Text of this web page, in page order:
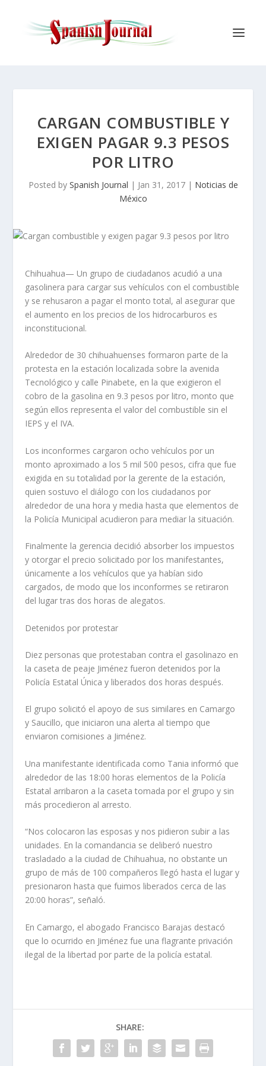
CARGAN COMBUSTIBLE Y
EXIGEN PAGAR 9.3 PESOS
POR LITRO
Posted by Spanish Journal | Jan 31, 2017| Noticias de
México
Chihuahua— Un grupo de ciudadanos acudió a una
gasolinera para cargar sus vehículos con el combustible
y se rehusaron a pagar el monto total, al asegurar que
el aumento en los precios de los hidrocarburos es
inconstitucional.
Alrededor de 30 chihuahuenses formaron parte de la
protesta en la estación localizada sobre la avenida
Tecnológico y calle Pinabete, en la que exigieron el
cobro de la gasolina en 9.3 pesos por litro, monto que
según ellos representa el valor del combustible sin el
IEPS y el IVA.
Los inconformes cargaron ocho vehículos por un
monto aproximado a los 5 mil 500 pesos, cifra que fue
exigida en su totalidad por la gerente de la estación,
quien sostuvo el diálogo con los ciudadanos por
alrededor de una hora y media hasta que elementos de
la Policía Municipal acudieron para mediar la situación.
Finalmente la gerencia decidió absorber los impuestos
y otorgar el precio solicitado por los manifestantes,
únicamente a los vehículos que ya habían sido
cargados, de modo que los inconformes se retiraron
del lugar tras dos horas de alegatos.
Detenidos por protestar
Diez personas que protestaban contra el gasolinazo en
la caseta de peaje Jiménez fueron detenidos por la
Policía Estatal Única y liberados dos horas después.
El grupo solicitó el apoyo de sus similares en Camargo
y Saucillo, que iniciaron una alerta al tiempo que
enviaron comisiones a Jiménez.
Una manifestante identificada como Tania informó que
alrededor de las 18:00 horas elementos de la Policía
Estatal arribaron a la caseta tomada por el grupo y sin
más procedieron al arresto.
“Nos colocaron las esposas y nos pidieron subir a las
unidades. En la comandancia se deliberó nuestro
trasladado a la ciudad de Chihuahua, no obstante un
grupo de más de 100 compañeros llegó hasta el lugar y
presionaron hasta que fuimos liberados cerca de las
20:00 horas”, señaló.
En Camargo, el abogado Francisco Barajas destacó
que lo ocurrido en Jiménez fue una flagrante privación
ilegal de la libertad por parte de la policía estatal.
SHARE: